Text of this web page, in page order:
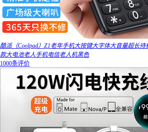
酷派（Coolpad）Z1老年手机大按键大字体大音量超长
款大电池老人手机电信老人机黑色
1000条评价